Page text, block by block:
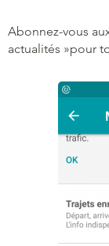
Abonnez-vous
actualités »pour